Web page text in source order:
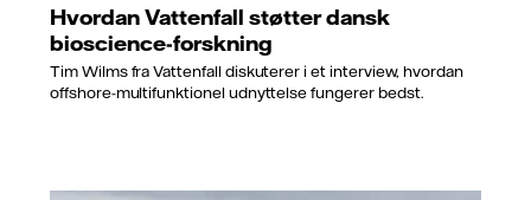
Hvordan Vattenfall støtter dansk
bioscience-forskning
Tim Wilms fra Vattenfall diskuterer i et interview, hvordan
offshore-multifunktionel udnyttelse fungerer bedst.